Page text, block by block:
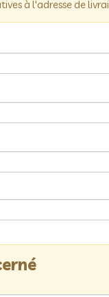
à l'adresse de